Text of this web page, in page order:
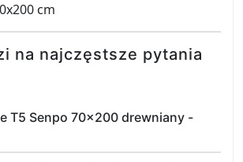
cm
na najczęstsze pytania
T5 Senpo 70x200 drewniany -